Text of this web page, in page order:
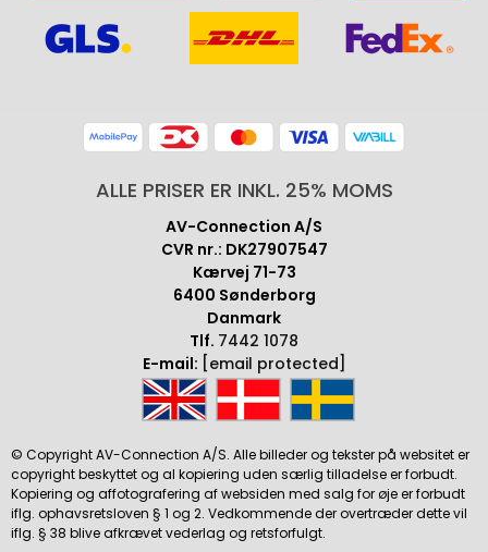
ALLE PRISER ER INKL. 25% MOMS
AV-Connection A/S
CVR nr.: DK27907547
Kærvej 71-73
6400 Sønderborg
Danmark
Tlf. 7442 1078
E-mail: [email protected]
© Copyright AV-Connection A/S. Alle billeder og tekster på websitet er
copyright beskyttet og al kopiering uden særlig tilladelse er forbudt.
Kopiering og affotografering af websiden med salg for øje er forbudt
iflg. ophavsretsloven § 1 og 2. Vedkommende der overtræder dette vil
iflg. § 38 blive afkrævet vederlag og retsforfulgt.